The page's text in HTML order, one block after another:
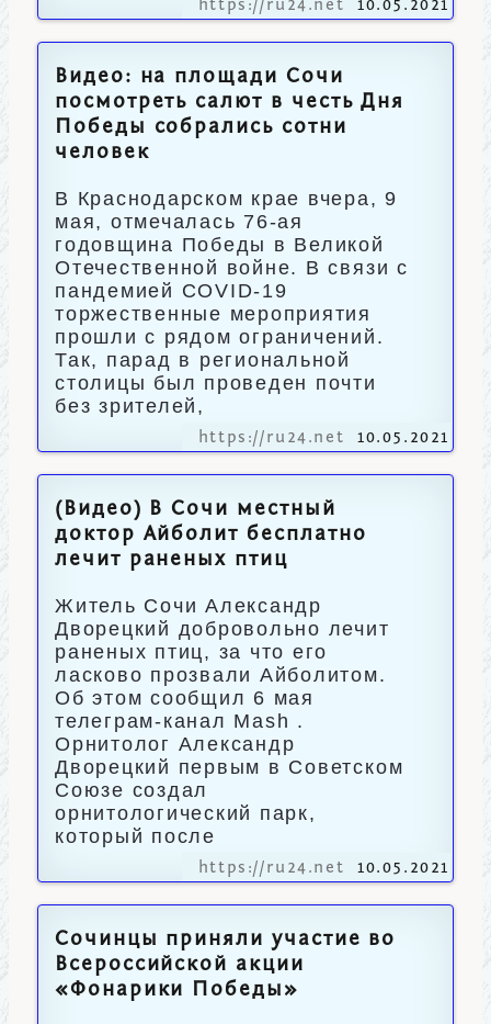
https://ru24.net 10.05.2021
Видео: на площади Сочи
посмотреть салют в честь Дня
Победы собрались сотни
человек
В Краснодарском крае вчера, 9
мая, отмечалась 76-ая
годовщина Победы в Великой
Отечественной войне. В связи с
пандемией COVID-19
торжественные мероприятия
прошли с рядом ограничений.
Так, парад в региональной
столицы был проведен почти
без зрителей,
https://ru24.net 10.05.2021
(Видео) В Сочи местный
доктор Айболит бесплатно
лечит раненых птиц
Житель Сочи Александр
Дворецкий добровольно лечит
раненых птиц, за что его
ласково прозвали Айболитом.
Об этом сообщил 6 мая
телеграм-канал Mash .
Орнитолог Александр
Дворецкий первым в Советском
Союзе создал
орнитологический парк,
который после
https://ru24.net 10.05.2021
Сочинцы приняли участие во
Всероссийской акции
«Фонарики Победы»